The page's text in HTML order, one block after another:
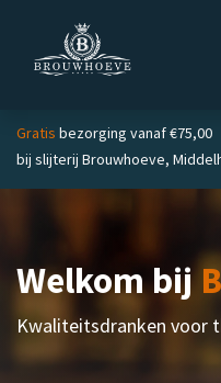
Gratis bezorging vanaf
bij slijterij Brouwhoeve,
Welkom bij
Kwaliteitsdranken voor